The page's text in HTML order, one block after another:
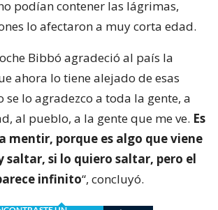
podían contener las lágrimas,
lo afectaron a muy corta edad.
Bibbó agradeció al país la
ahora lo tiene alejado de esas
se lo agradezco a toda la gente, a
al pueblo, a la gente que me ve. Es
mentir, porque es algo que viene
saltar, si lo quiero saltar, pero el
infinito“, concluyó.